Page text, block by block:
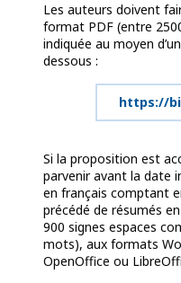
Les auteurs doivent
format PDF (entre
indiquée au moyen
dessous :
https://
Si la proposition est
parvenir avant la date
en français comptant
précédé de résumés
900 signes espaces
mots), aux formats
OpenOffice ou